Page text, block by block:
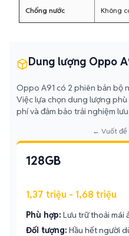
Chống nước Không
Dung lượng Oppo
Oppo A91 có 2 phiên bản bộ
Việc lựa chọn dung lượng
phí và đảm bảo trải nghiệm
← Vuốt
128GB
1,37 triệu - 1,68 triệu
Phù hợp: Lưu trữ thoải mái
Đối tượng: Hầu hết người